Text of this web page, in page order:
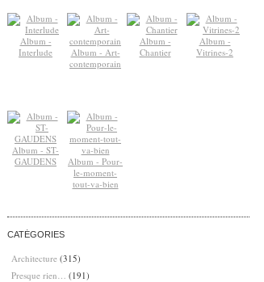
Album -
Interlude
Album - Art-
contemporain
Album -
Chantier
Album -
Vitrines-2
Album - ST-
GAUDENS
Album - Pour-
le-moment-
tout-va-bien
CATÉGORIES
Architecture (315)
Presque rien…
(191)